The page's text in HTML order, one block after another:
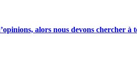
alors nous devons